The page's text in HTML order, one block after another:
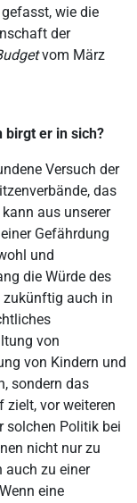
wie die
der
vom März
birgt er in sich?
Versuch der
das
aus unserer
Gefährdung
und
die Würde des
zukünftig auch in
von
von Kindern und
sondern das
zielt, vor weiteren
solchen Politik bei
nicht nur zu
auch zu einer
eine